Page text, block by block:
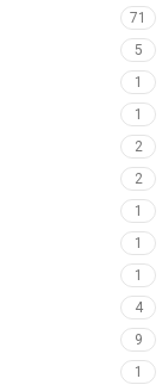
71
5
1
1
2
2
1
1
1
4
9
1